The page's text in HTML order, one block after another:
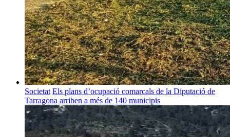
Societat Els plans d’ocupació comarcals de la Diputació de
Tarragona arriben a més de 140 municipis